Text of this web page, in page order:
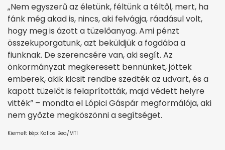
„Nem egyszerű az életünk, féltünk a téltől, mert, ha
fánk még akad is, nincs, aki felvágja, ráadásul volt,
hogy meg is ázott a tüzelőanyag. Ami pénzt
összekuporgatunk, azt beküldjük a fogdába a
fiunknak. De szerencsére van, aki segít. Az
önkormányzat megkeresett bennünket, jöttek
emberek, akik kicsit rendbe szedték az udvart, és a
kapott tüzelőt is felaprították, majd védett helyre
vitték” – mondta el Lópici Gáspár megformálója, aki
nem győzte megköszönni a segítséget.
Kiemelt kép: Kallos Bea/MTI